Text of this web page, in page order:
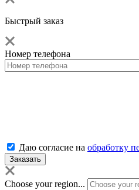
Быстрый заказ
Номер телефона
Даю согласие на обработку
Choose your region...